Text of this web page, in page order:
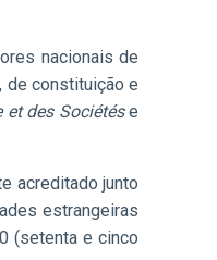
nacionais de
de constituição e
et des Sociétése
acreditado junto
estrangeiras
(setenta e cinco